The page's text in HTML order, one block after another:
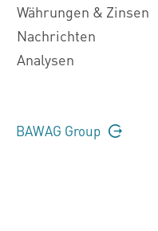
Währungen & Zinsen
Nachrichten
Analysen
BAWAG Group